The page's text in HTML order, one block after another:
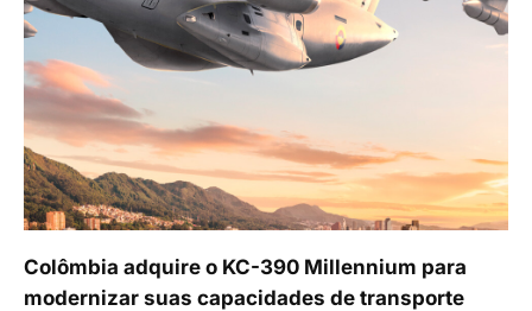
Colômbia adquire o KC-390 Millennium para
modernizar suas capacidades de transporte